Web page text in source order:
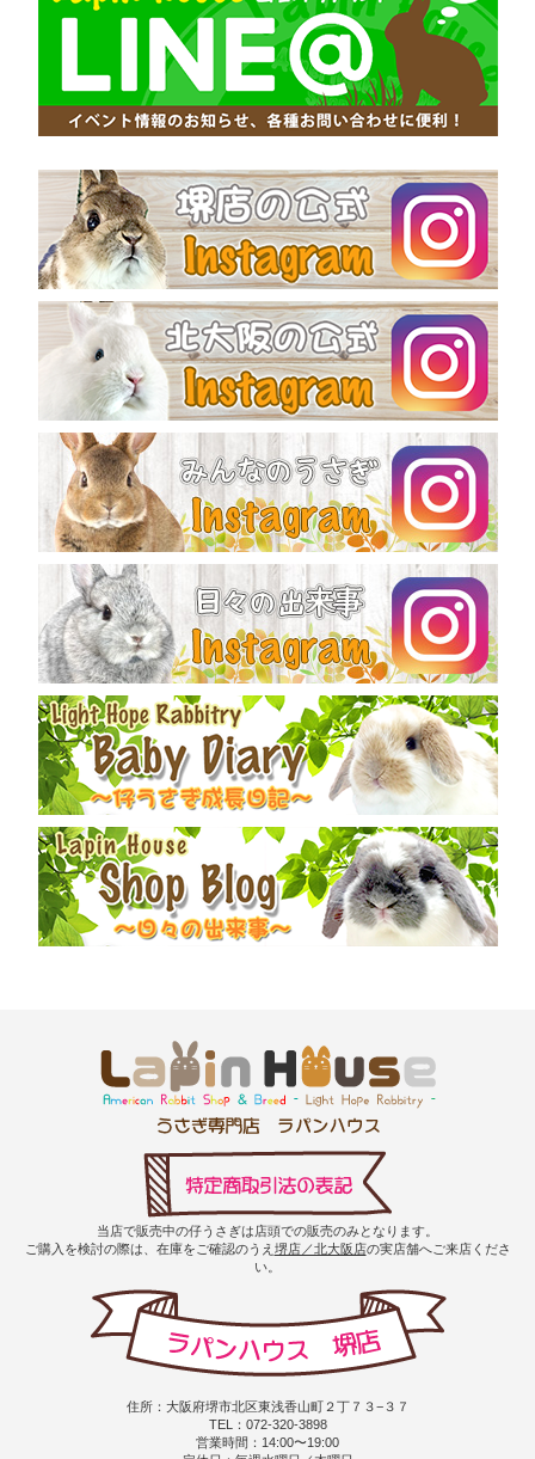
当店で販売中の仔うさぎは店頭での販売のみとなります。
ご購入を検討の際は、在庫をご確認のうえ 堺店／北大阪店の実店舗へご来店くださ
い。
住所：大阪府堺市北区東浅香山町２丁７３−３７
TEL：072-320-3898
営業時間：14:00〜19:00